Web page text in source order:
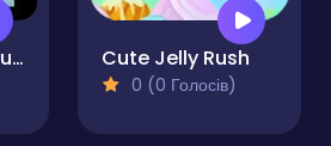
Impostor Sort Puzzle Cute Jelly Rush
0 (0 Голосів)